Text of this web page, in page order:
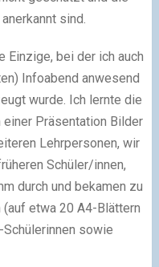
sind.
Einzige, bei der ich auch
Infoabend anwesend
wurde. Ich lernte die
einer Präsentation Bilder
Lehrpersonen, wir
Schüler/innen,
durch und bekamen zu
etwa 20 A4-Blättern
sowie